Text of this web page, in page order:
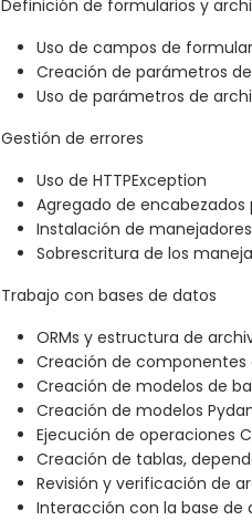
Definición de formularios y
Uso de campos de
Creación de parámetros
Uso de parámetros de
Gestión de errores
Uso de HTTPException
Agregado de encabezados
Instalación de
Sobrescritura de los
Trabajo con bases de datos
ORMs y estructura de
Creación de componentes
Creación de modelos de
Creación de modelos
Ejecución de operaciones
Creación de tablas,
Revisión y verificación de
Interacción con la base de